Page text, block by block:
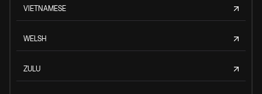
VIETNAMESE
WELSH
ZULU